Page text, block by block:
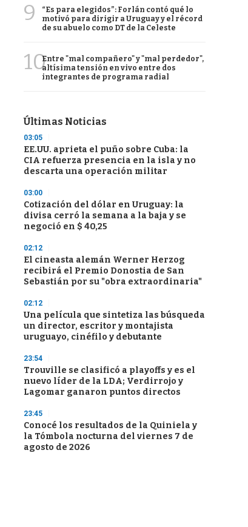
9
“Es para elegidos”: Forlán contó qué lo
motivó para dirigir a Uruguay y el récord
de su abuelo como DT de la Celeste
10Entre "mal compañero" y "mal perdedor",
altísima tensión en vivo entre dos
integrantes de programa radial
Últimas Noticias
03:05
EE.UU. aprieta el puño sobre Cuba: la
CIA refuerza presencia en la isla y no
descarta una operación militar
03:00
Cotización del dólar en Uruguay: la
divisa cerró la semana a la baja y se
negoció en $ 40,25
02:12
El cineasta alemán Werner Herzog
recibirá el Premio Donostia de San
Sebastián por su "obra extraordinaria"
02:12
Una película que sintetiza las búsqueda
un director, escritor y montajista
uruguayo, cinéfilo y debutante
23:54
Trouville se clasificó a playoffs y es el
nuevo líder de la LDA; Verdirrojo y
Lagomar ganaron puntos directos
23:45
Conocé los resultados de la Quiniela y
la Tómbola nocturna del viernes 7 de
agosto de 2026